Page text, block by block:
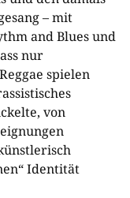
– mit
and Blues und
nur
spielen
von
Identität